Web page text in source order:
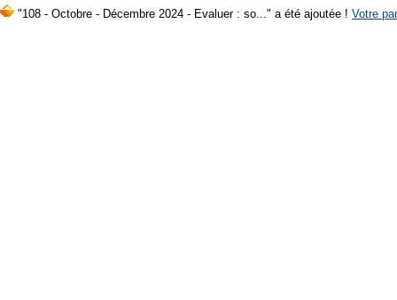
"108 - Octobre - Décembre 2024 - Evaluer : so..." a été ajoutée ! Votre